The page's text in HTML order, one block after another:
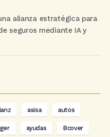
alianza estratégica para
seguros mediante IA y
asisa autos
ayudas Bcover